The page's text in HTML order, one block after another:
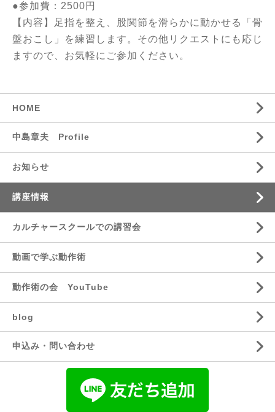
●参加費：2500円
【内容】足指を整え、股関節を滑らかに動かせる「骨
盤おこし」を練習します。その他リクエストにも応じ
ますので、お気軽にご参加ください。
HOME
中島章夫 Profile
お知らせ
講座情報
カルチャースクールでの講習会
動画で学ぶ動作術
動作術の会 YouTube
blog
申込み・問い合わせ